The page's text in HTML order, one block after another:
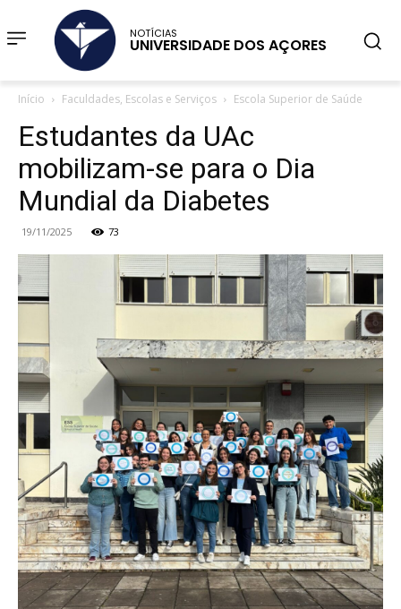
NOTÍCIAS
UNIVERSIDADE DOS AÇORES
Início Faculdades, Escolas e Serviços Escola Superior de Saúde
Estudantes da UAc
mobilizam-se para o Dia
Mundial da Diabetes
19/11/2025 73